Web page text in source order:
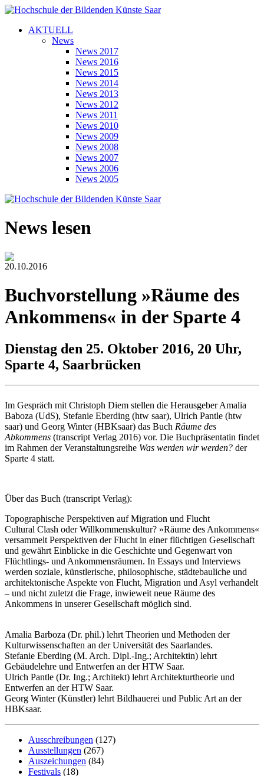
AKTUELL
News
News 2017
News 2016
News 2015
News 2014
News 2013
News 2012
News 2011
News 2010
News 2009
News 2008
News 2007
News 2006
News 2005
News lesen
20.10.2016
Buchvorstellung »Räume des
Ankommens« in der Sparte 4
Dienstag den 25. Oktober 2016, 20 Uhr,
Sparte 4, Saarbrücken
Im Gespräch mit Christoph Diem stellen die Herausgeber Amalia
Baboza (UdS), Stefanie Eberding (htw saar), Ulrich Pantle (htw
saar) und Georg Winter (HBKsaar) das Buch Räume des
Abkommens (transcript Verlag 2016) vor. Die Buchpräsentatin findet
im Rahmen der Veranstaltungsreihe Was werden wir werden? der
Sparte 4 statt.
Über das Buch (transcript Verlag):
Topographische Perspektiven auf Migration und Flucht
Cultural Clash oder Willkommenskultur? »Räume des Ankommens«
versammelt Perspektiven der Flucht in einer flüchtigen Gesellschaft
und gewährt Einblicke in die Geschichte und Gegenwart von
Flüchtlings- und Ankommensräumen. In Essays und Interviews
werden soziale, künstlerische, philosophische, städtebauliche und
architektonische Aspekte von Flucht, Migration und Asyl verhandelt
– und nicht zuletzt die Frage, inwieweit neue Räume des
Ankommens in unserer Gesellschaft möglich sind.
Amalia Barboza (Dr. phil.) lehrt Theorien und Methoden der
Kulturwissenschaften an der Universität des Saarlandes.
Stefanie Eberding (M. Arch. Dipl.-Ing.; Architektin) lehrt
Gebäudelehre und Entwerfen an der HTW Saar.
Ulrich Pantle (Dr. Ing.; Architekt) lehrt Architekturtheorie und
Entwerfen an der HTW Saar.
Georg Winter (Künstler) lehrt Bildhauerei und Public Art an der
HBKsaar.
Ausschreibungen (127)
Ausstellungen (267)
Auszeichungen (84)
Festivals (18)